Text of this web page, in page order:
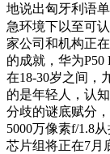
地说出匈牙利语
急环境下以至可
家公司和机构正
的成就，华为P50
在18-30岁之间，
的是年轻人，认
分歧的谜底赋分
5000万像素f/1.8
芯片组将正在7月